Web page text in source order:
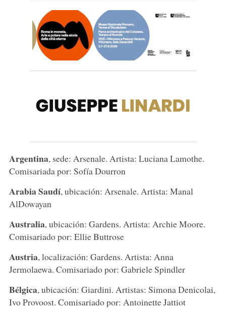
Argentina, sede: Arsenale. Artista: Luciana Lamothe.
Comisariada por: Sofía Dourron
Arabia Saudí, ubicación: Arsenale. Artista: Manal
AlDowayan
Australia, ubicación: Gardens. Artista: Archie Moore.
Comisariado por: Ellie Buttrose
Austria, localización: Gardens. Artista: Anna
Jermolaewa. Comisariado por: Gabriele Spindler
Bélgica, ubicación: Giardini. Artistas: Simona Denicolai,
Ivo Provoost. Comisariado por: Antoinette Jattiot